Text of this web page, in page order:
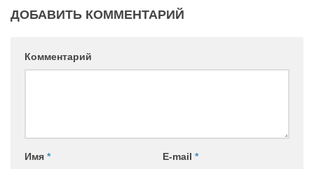
ДОБАВИТЬ КОММЕНТАРИЙ
Комментарий
Имя * E-mail *